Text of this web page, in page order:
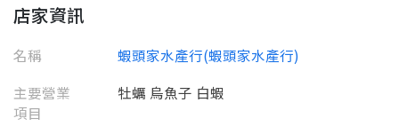
店家資訊
名稱
蝦頭家水產行(蝦頭家水產行)
主要營業
項目
牡蠣 烏魚子 白蝦
請加入LINE好友
註冊完成
要申請新產品嗎？